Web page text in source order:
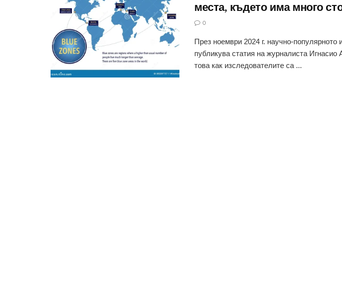
места, където има много
0
През ноември 2024 г. научно-популярното
публикува статия на журналиста Игнасио
това как изследователите са ...